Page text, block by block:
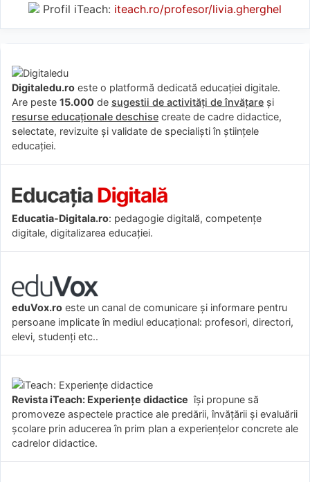
Profil iTeach: iteach.ro/profesor/livia.gherghel
Digitaledu.ro este o platformă dedicată educației digitale.
Are peste 15.000 de sugestii de activități de învățare și
resurse educaționale deschise create de cadre didactice,
selectate, revizuite și validate de specialiști în științele
educației.
Educatia-Digitala.ro: pedagogie digitală, competențe
digitale, digitalizarea educației.
eduVox.ro este un canal de comunicare și informare pentru
persoane implicate în mediul educațional: profesori, directori,
elevi, studenți etc..
Revista iTeach: Experienţe didactice îşi propune să
promoveze aspectele practice ale predării, învăţării şi evaluării
şcolare prin aducerea în prim plan a experienţelor concrete ale
cadrelor didactice.